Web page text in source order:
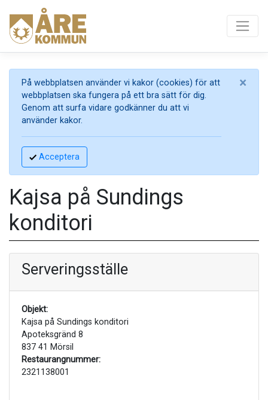
På webbplatsen använder vi kakor (cookies) för att
webbplatsen ska fungera på ett bra sätt för dig.
Genom att surfa vidare godkänner du att vi
använder kakor.
Acceptera
×
Kajsa på Sundings
konditori
Serveringsställe
Objekt:
Kajsa på Sundings konditori
Apoteksgränd 8
837 41 Mörsil
Restaurangnummer:
2321138001